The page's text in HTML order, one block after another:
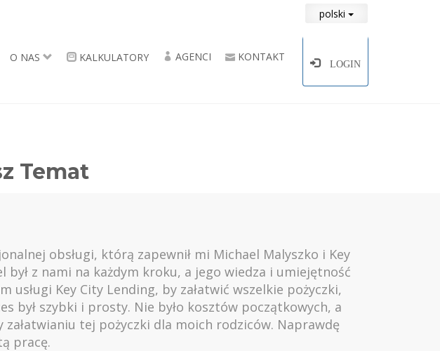
polski
O NAS KALKULATORY AGENCI KONTAKT LOGIN
Temat
obsługi, którą zapewnił mi Michael Malyszko i Key
z nami na każdym kroku, a jego wiedza i umiejętność
Key City Lending, by załatwić wszelkie pożyczki,
był szybki i prosty. Nie było kosztów początkowych, a
załatwianiu tej pożyczki dla moich rodziców. Naprawdę
pracę.